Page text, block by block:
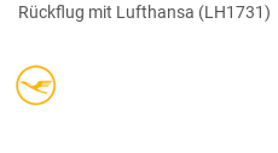
Rückflug mit Lufthansa (LH1731)